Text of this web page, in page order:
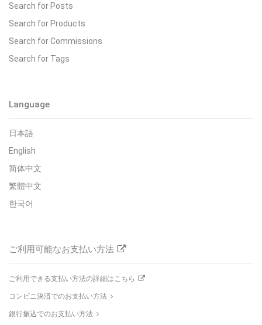
Search for Posts
Search for Products
Search for Commissions
Search for Tags
Language
日本語
English
简体中文
繁體中文
한국어
ご利用可能なお支払い方法
ご利用できる支払い方法の詳細はこちら
コンビニ決済でのお支払い方法
銀行振込でのお支払い方法